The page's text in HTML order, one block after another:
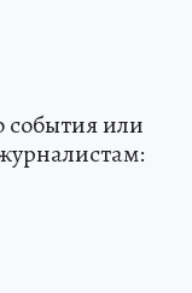
события или